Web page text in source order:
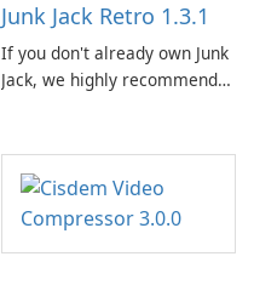
Junk Jack Retro 1.3.1
If you don't already own Junk
Jack, we highly recommend
This game is where it all
began! Junk Jack Retro,
formerly known as Junk Jack,